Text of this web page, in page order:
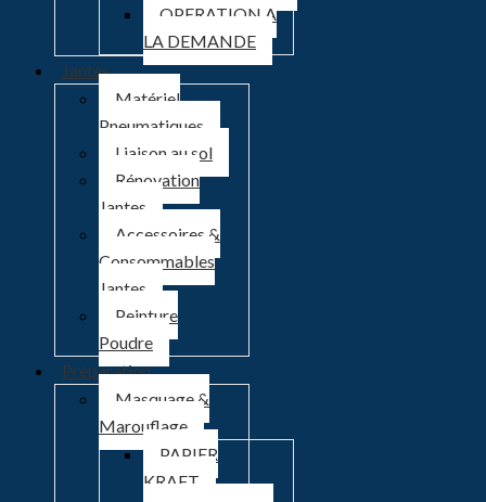
OPERATION A
LA DEMANDE
Jantes
Matériel
Pneumatiques
Liaison au sol
Rénovation
Jantes
Accessoires &
Consommables
Jantes
Peinture
Poudre
Préparation
Masquage &
Marouflage
PAPIER
KRAFT